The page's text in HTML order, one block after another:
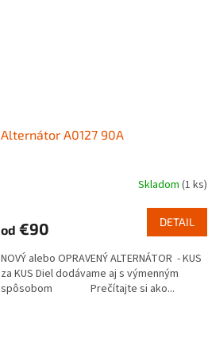
Alternátor A0127 90A
Skladom (1 ks)
od €90 DETAIL
NOVÝ alebo OPRAVENÝ ALTERNÁTOR - KUS
za KUS Diel dodávame aj s výmenným
spôsobom Prečítajte si ako...